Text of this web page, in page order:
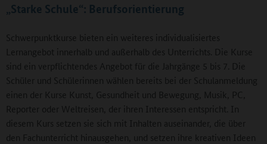
„Starke Schule“: Berufsorientierung
Schwerpunktkurse bieten ein weiteres individualisiertes
Lernangebot innerhalb und außerhalb des Unterrichts. Die Kurse
sind ein verpflichtendes Angebot für die Jahrgänge 5 bis 7. Die
Schüler und Schülerinnen wählen bereits bei der Schulanmeldung
einen der Kurse Kunst, Gesundheit und Bewegung, Musik, PC,
Reporter oder Weltreisen, der ihren Interessen entspricht. In
diesem Kurs setzen sie sich mit Inhalten auseinander, die über
den Fachunterricht hinausgehen, und setzen ihre kreativen Ideen